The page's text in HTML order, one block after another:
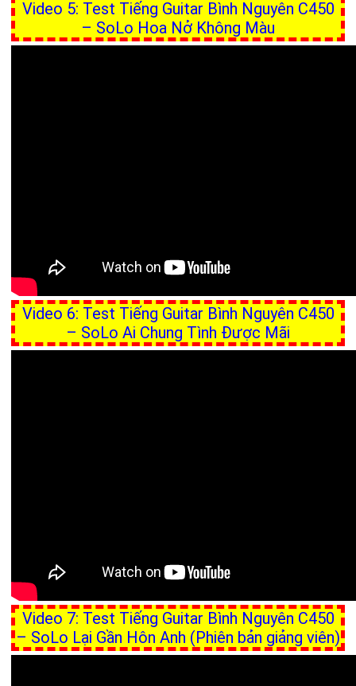
Video 5: Test Tiếng Guitar Bình Nguyên C450
– SoLo Hoa Nở Không Màu
Video 6: Test Tiếng Guitar Bình Nguyên C450
– SoLo Ai Chung Tình Được Mãi
Video 7: Test Tiếng Guitar Bình Nguyên C450
– SoLo Lại Gần Hôn Anh (Phiên bản giảng viên)